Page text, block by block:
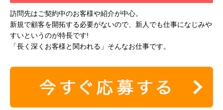
訪問先はご契約中のお客様や紹介が中心。
新規で顧客を開拓する必要がないので、新人でも仕事になじみや
すいというのが特長です!
「長く深くお客様と関われる」そんなお仕事です。